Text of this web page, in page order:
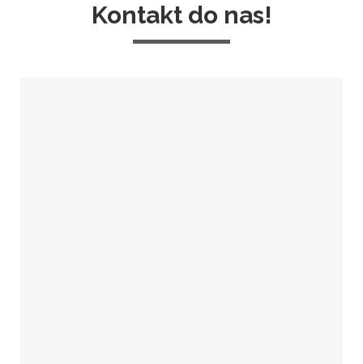
Kontakt do nas!